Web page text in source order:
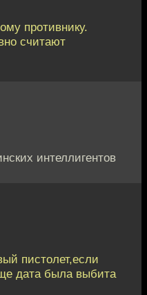
противнику.
считают
интеллигентов
пистолет,если
дата была выбита